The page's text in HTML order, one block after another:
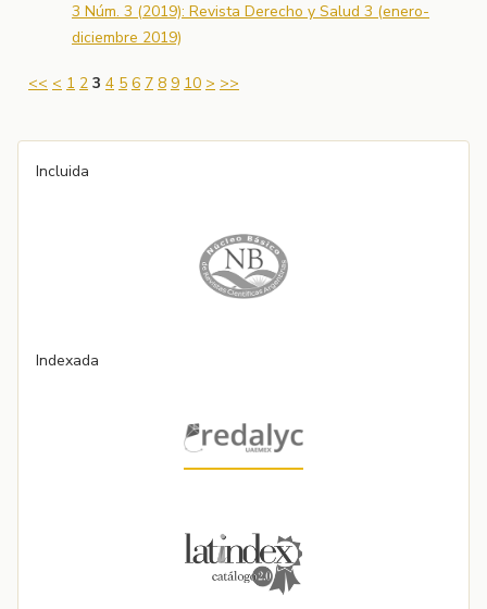
3 Núm. 3 (2019): Revista Derecho y Salud 3 (enero-
diciembre 2019)
<< < 1 2 3 4 5 6 7 8 9 10 > >>
Incluida
Indexada